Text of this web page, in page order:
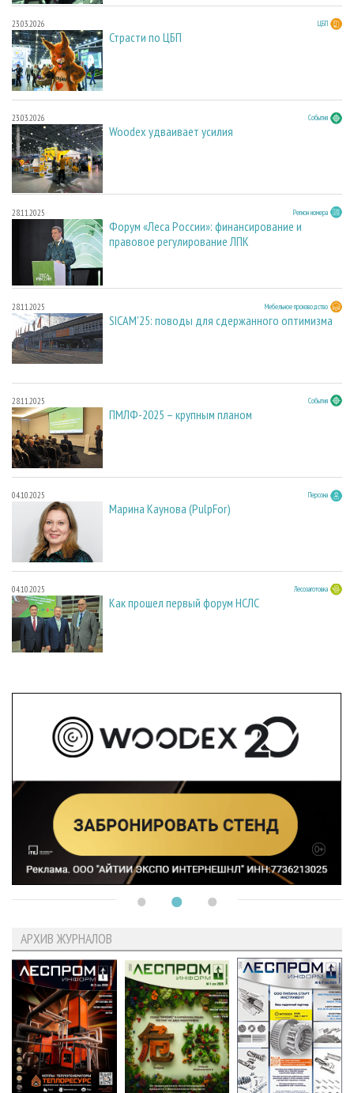
23.03.2026 ЦБП
Страсти по ЦБП
23.03.2026 События
Woodex удваивает усилия
28.11.2025 Регион номера
Форум «Леса России»: финансирование и
правовое регулирование ЛПК
28.11.2025 Мебельное производство
SICAM'25: поводы для сдержанного оптимизма
28.11.2025 События
ПМЛФ-2025 – крупным планом
04.10.2025 Персона
Марина Каунова (PulpFor)
04.10.2025 Лесозаготовка
Как прошел первый форум НСЛС
АРХИВ ЖУРНАЛОВ